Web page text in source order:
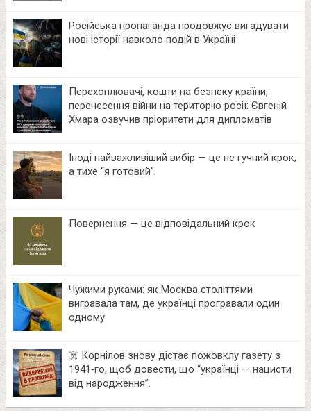
Російська пропаганда продовжує вигадувати
нові історії навколо подій в Україні
Перехоплювачі, кошти на безпеку країни,
перенесення війни на територію росії: Євгеній
Хмара озвучив пріоритети для дипломатів
Іноді найважливіший вибір — це не гучний крок,
а тихе “я готовий”.
Повернення — це відповідальний крок
Чужими руками: як Москва століттями
вигравала там, де українці програвали один
одному
☠️ Корнілов знову дістає пожовклу газету з
1941‑го, щоб довести, що “українці — нацисти
від народження”.